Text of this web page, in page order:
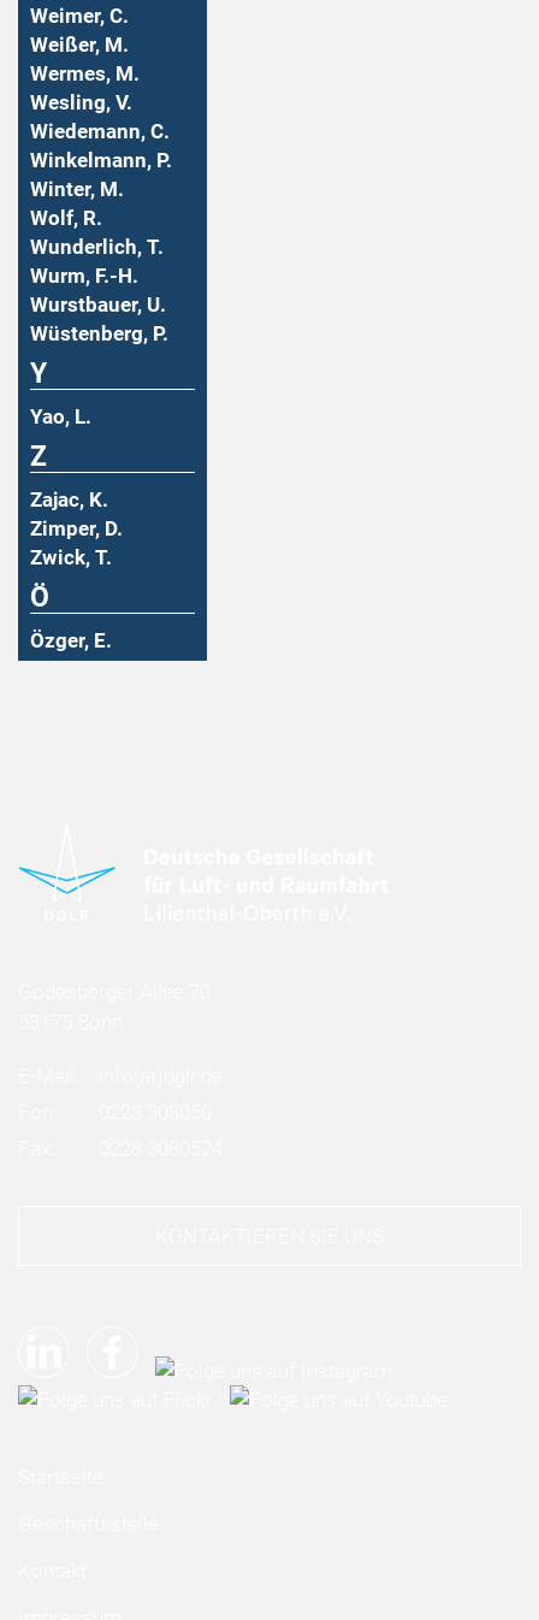
Weimer, C.
Weißer, M.
Wermes, M.
Wesling, V.
Wiedemann, C.
Winkelmann, P.
Winter, M.
Wolf, R.
Wunderlich, T.
Wurm, F.-H.
Wurstbauer, U.
Wüstenberg, P.
Y
Yao, L.
Z
Zajac, K.
Zimper, D.
Zwick, T.
Ö
Özger, E.